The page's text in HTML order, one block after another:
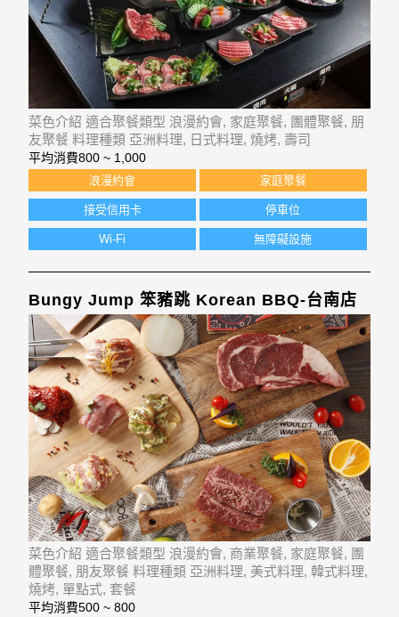
菜色介紹 適合聚餐類型 浪漫約會, 家庭聚餐, 團體聚餐, 朋
友聚餐 料理種類 亞洲料理, 日式料理, 燒烤, 壽司
平均消費800 ~ 1,000
浪漫約會 家庭聚餐
接受信用卡 停車位
Wi-Fi 無障礙設施
Bungy Jump 笨豬跳 Korean BBQ-台南店
菜色介紹 適合聚餐類型 浪漫約會, 商業聚餐, 家庭聚餐, 團
體聚餐, 朋友聚餐 料理種類 亞洲料理, 美式料理, 韓式料理,
燒烤, 單點式, 套餐
平均消費500 ~ 800